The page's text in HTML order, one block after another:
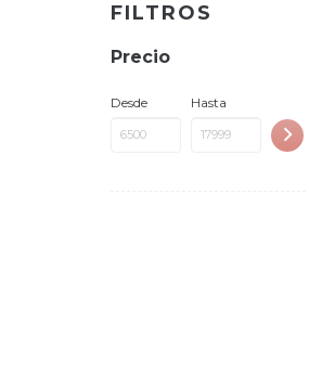
FILTROS
Precio
Desde Hasta